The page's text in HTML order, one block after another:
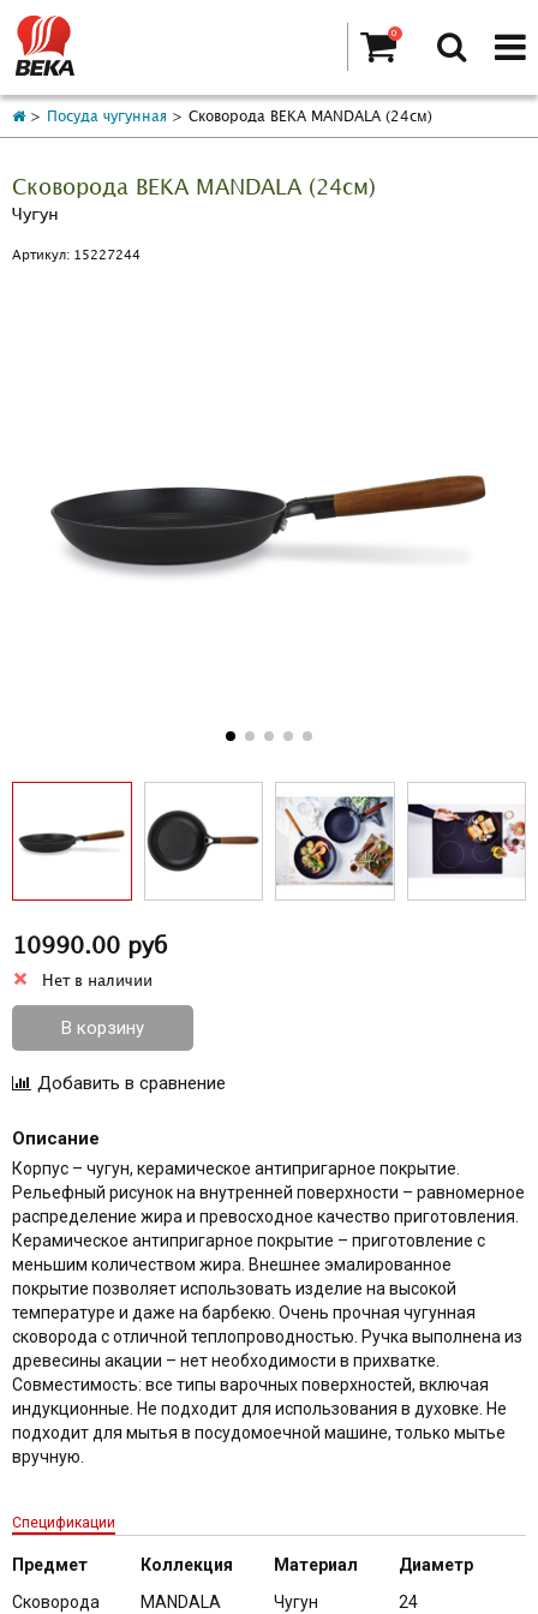
0
Посуда чугунная Сковорода BEKA MANDALA (24см)
Сковорода BEKA MANDALA (24см)
Чугун
Артикул: 15227244
10990.00 руб
Нет в наличии
В корзину
Описание
Корпус – чугун, керамическое антипригарное покрытие.
Рельефный рисунок на внутренней поверхности – равномерное
распределение жира и превосходное качество приготовления.
Керамическое антипригарное покрытие – приготовление с
меньшим количеством жира. Внешнее эмалированное
покрытие позволяет использовать изделие на высокой
температуре и даже на барбекю. Очень прочная чугунная
сковорода с отличной теплопроводностью. Ручка выполнена из
древесины акации – нет необходимости в прихватке.
Совместимость: все типы варочных поверхностей, включая
индукционные. Не подходит для использования в духовке. Не
подходит для мытья в посудомоечной машине, только мытье
вручную.
Спецификации
Предмет
Сковорода
Коллекция
MANDALA
Материал
Чугун
Диаметр
24